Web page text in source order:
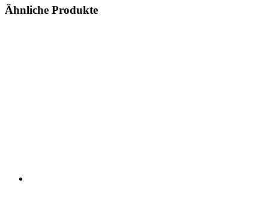
Ähnliche Produkte